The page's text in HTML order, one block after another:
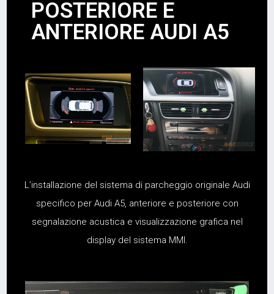
POSTERIORE E
ANTERIORE AUDI A5
L’installazione del sistema di parcheggio originale Audi
specifico per Audi A5, anteriore e posteriore con
segnalazione acustica e visualizzazione grafica nel
display del sistema MMI.